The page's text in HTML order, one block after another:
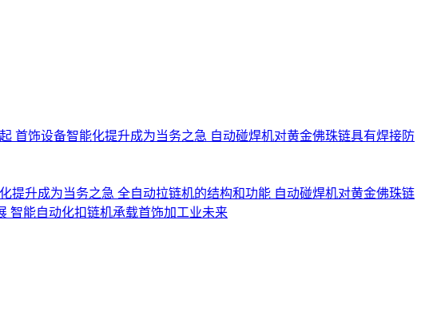
首饰设备智能化提升成为当务之急 自动碰焊机对黄金佛珠链具有焊接防
提升成为当务之急 全自动拉链机的结构和功能 自动碰焊机对黄金佛珠链
智能自动化扣链机承载首饰加工业未来